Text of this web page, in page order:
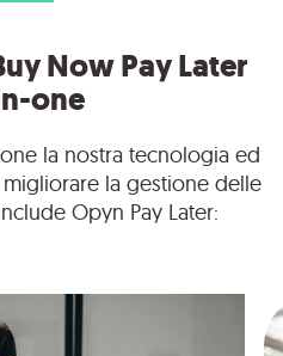
Now Pay Later
one
la nostra tecnologia ed
la gestione delle
Opyn Pay Later: